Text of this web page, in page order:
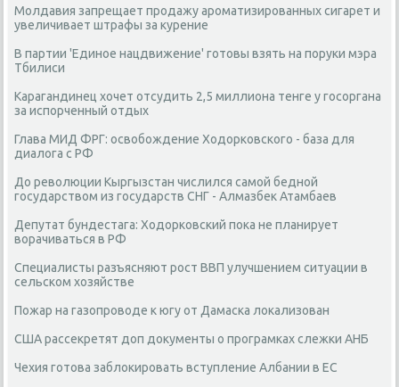
Молдавия запрещает продажу ароматизированных сигарет и
увеличивает штрафы за курение
В партии 'Единое нацдвижение' готовы взять на поруки мэра
Тбилиси
Карагандинец хочет отсудить 2,5 миллиона тенге у госоргана
за испорченный отдых
Глава МИД ФРГ: освобождение Ходорковского - база для
диалога с РФ
До революции Кыргызстан числился самой бедной
государством из государств СНГ - Алмазбек Атамбаев
Депутат бундестага: Ходорковский пока не планирует
ворачиваться в РФ
Специалисты разъясняют рост ВВП улучшением ситуации в
сельском хозяйстве
Пожар на газопроводе к югу от Дамаска локализован
США рассекретят доп документы о програмках слежки АНБ
Чехия готова заблокировать вступление Албании в ЕС